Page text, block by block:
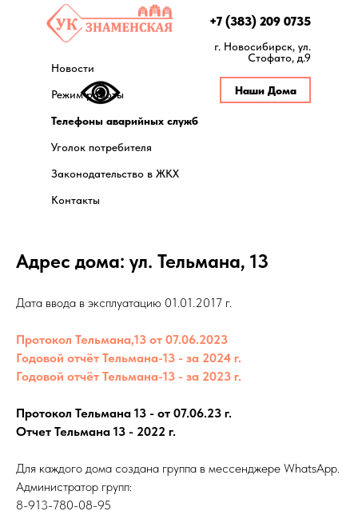
Новости
Телефоны аварийных служб
+7 (383) 209 0735
Законодательство в ЖКХ
Контакты
Режим работы
Уголок потребителя
г. Новосибирск, ул.
Стофато, д.9
Наши Дома
Адрес дома: ул. Тельмана, 13
Дата ввода в эксплуатацию 01.01.2017 г.
Протокол Тельмана,13 от 07.06.2023
Годовой отчёт Тельмана-13 - за 2024 г.
Годовой отчёт Тельмана-13 - за 2023 г.
Протокол Тельмана 13 - от 07.06.23 г.
Отчет Тельмана 13 - 2022 г.
Для каждого дома создана группа в мессенджере WhatsApp.
Администратор групп:
8-913-780-08-95